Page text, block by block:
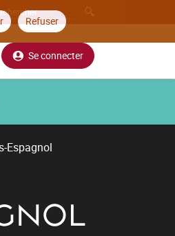
Refuser
Se connecter
Espagnol